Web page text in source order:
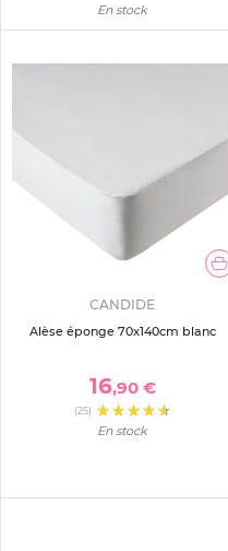
En stock
CANDIDE
Alèse éponge 70x140cm blanc
16,90 €
(25)
En stock